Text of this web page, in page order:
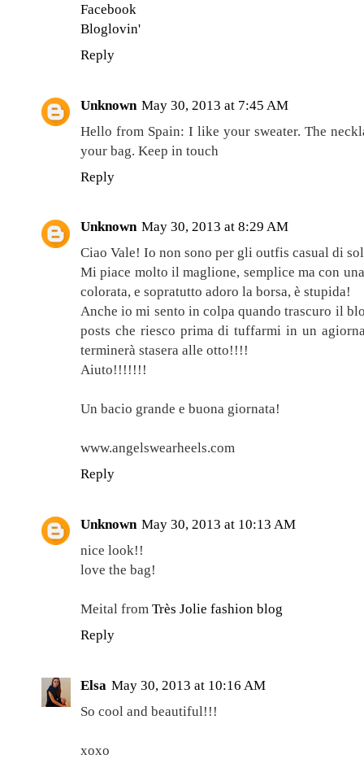
Facebook
Bloglovin'
Reply
Unknown May 30, 2013 at 7:45 AM
Hello from Spain: I like your sweater. The
your bag. Keep in touch
Reply
Unknown May 30, 2013 at 8:29 AM
Ciao Vale! Io non sono per gli outfis casual di
Mi piace molto il maglione, semplice ma con
colorata, e sopratutto adoro la borsa, è stupida!
Anche io mi sento in colpa quando trascuro il
posts che riesco prima di tuffarmi in un
terminerà stasera alle otto!!!!
Aiuto!!!!!!!
Un bacio grande e buona giornata!
www.angelswearheels.com
Reply
Unknown May 30, 2013 at 10:13 AM
nice look!!
love the bag!
Meital from Très Jolie fashion blog
Reply
Elsa May 30, 2013 at 10:16 AM
So cool and beautiful!!!
xoxo